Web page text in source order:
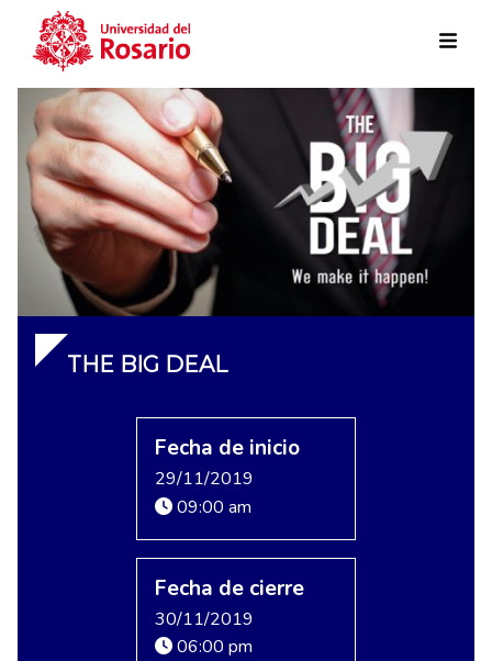
Skip to main content
THE BIG DEAL
Fecha de inicio
29/11/2019
09:00 am
Fecha de cierre
30/11/2019
06:00 pm